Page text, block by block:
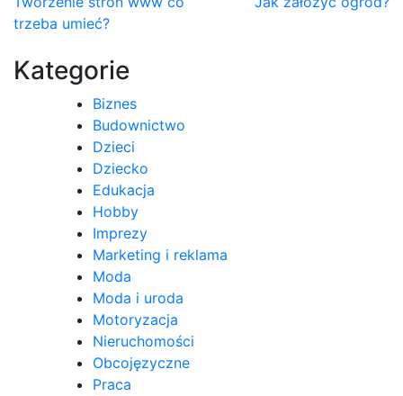
wpisu
trzeba umieć?
Kategorie
Biznes
Budownictwo
Dzieci
Dziecko
Edukacja
Hobby
Imprezy
Marketing i reklama
Moda
Moda i uroda
Motoryzacja
Nieruchomości
Obcojęzyczne
Praca